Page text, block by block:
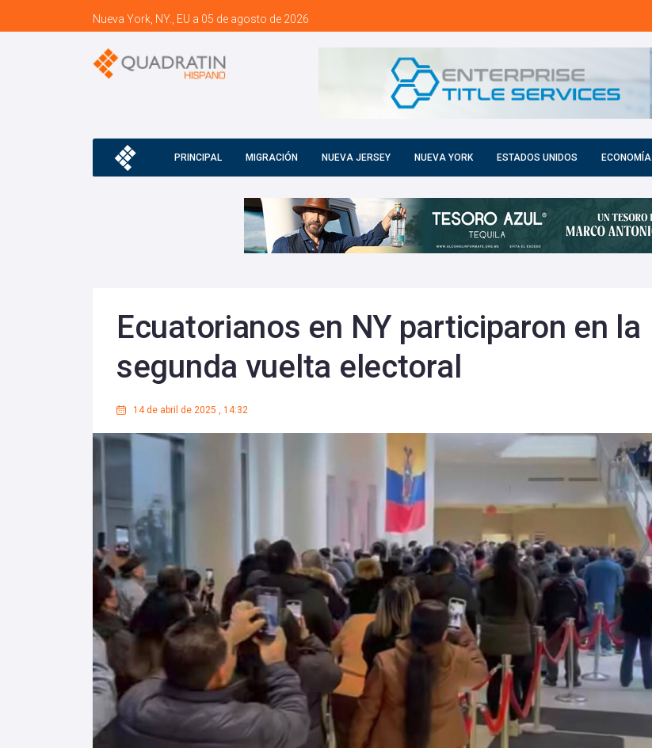
Nueva York, NY., EU a 05 de agosto de 2026
PRINCIPAL MIGRACIÓN NUEVA JERSEY NUEVA YORK ESTADOS UNIDOS ECONOMÍA
Ecuatorianos en NY participaron en la
segunda vuelta electoral
14 de abril de 2025 , 14:32